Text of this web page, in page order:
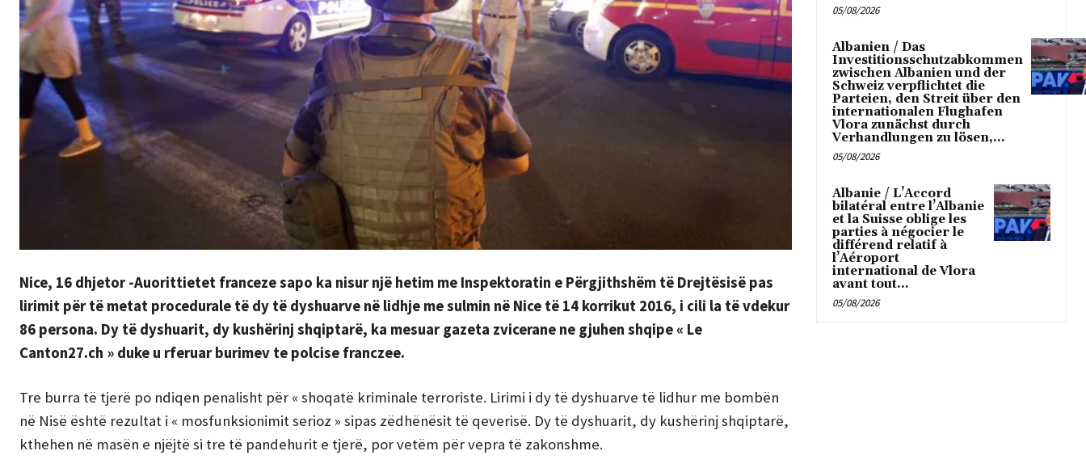
Nice, 16 dhjetor -Auorittietet franceze sapo ka nisur një hetim me Inspektoratin e Përgjithshëm të Drejtësisë pas
lirimit për të metat procedurale të dy të dyshuarve në lidhje me sulmin në Nice të 14 korrikut 2016, i cili la të vdekur
86 persona. Dy të dyshuarit, dy kushërinj shqiptarë, ka mesuar gazeta zvicerane ne gjuhen shqipe « Le
Canton27.ch » duke u rferuar burimev te polcise franczee.
Tre burra të tjerë po ndiqen penalisht për « shoqatë kriminale terroriste. Lirimi i dy të dyshuarve të lidhur me bombën
në Nisë është rezultat i « mosfunksionimit serioz » sipas zëdhënësit të qeverisë. Dy të dyshuarit, dy kushërinj shqiptarë,
kthehen në masën e njëjtë si tre të pandehurit e tjerë, por vetëm për vepra të zakonshme.
05/08/2026
Albanien / Das
Investitionsschutzabkommen
zwischen Albanien und der
Schweiz verpflichtet die
Parteien, den Streit über den
internationalen Flughafen
Vlora zunächst durch
Verhandlungen zu lösen,...
05/08/2026
Albanie / L’Accord
bilatéral entre l’Albanie
et la Suisse oblige les
parties à négocier le
différend relatif à
l’Aéroport
international de Vlora
avant tout...
05/08/2026